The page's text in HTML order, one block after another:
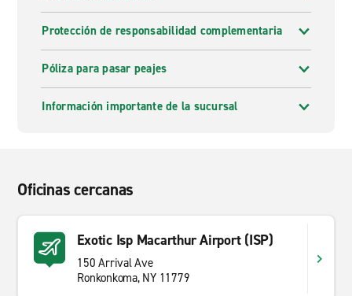
Protección de responsabilidad complementaria
Póliza para pasar peajes
Información importante de la sucursal
Oficinas cercanas
Exotic Isp Macarthur Airport (ISP)
150 Arrival Ave
Ronkonkoma, NY 11779